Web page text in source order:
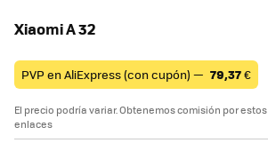
Xiaomi A 32
PVP en AliExpress (con cupón) — 79,37€
El precio podría variar. Obtenemos comisión por estos
enlaces